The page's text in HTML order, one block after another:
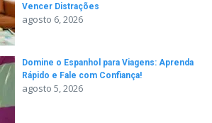
Vencer Distrações
agosto 6, 2026
Domine o Espanhol para Viagens: Aprenda
Rápido e Fale com Confiança!
agosto 5, 2026